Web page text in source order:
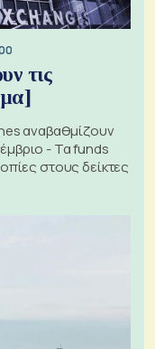
τις
αναβαθμίζουν
- Τα funds
στους δείκτες